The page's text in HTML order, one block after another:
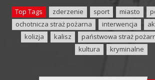
Top Tags zderzenie sport miasto
ochotnicza straż pożarna
interwencja
kolizja
kalisz państwowa straż
kultura
kryminalne